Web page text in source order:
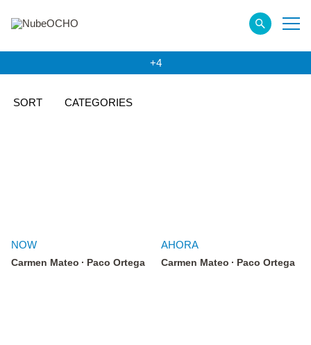
+4
SORT CATEGORIES
NOW
Carmen Mateo Paco Ortega
AHORA
Carmen Mateo Paco Ortega